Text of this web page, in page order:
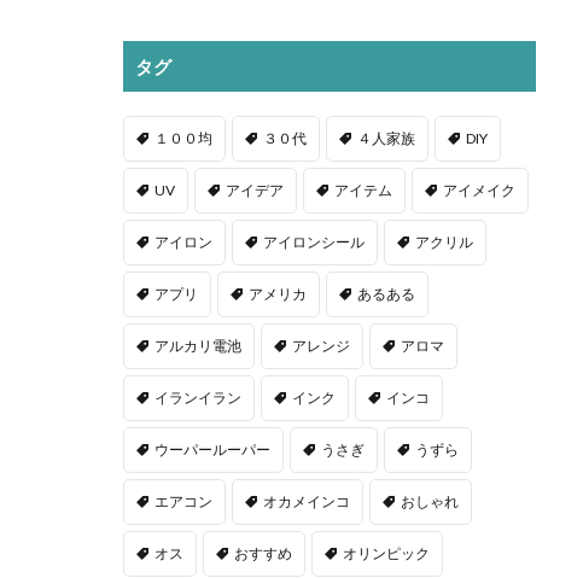
タグ
１００均 ３０代 ４人家族 DIY
UV アイデア アイテム アイメイク
アイロン アイロンシール アクリル
アプリ アメリカ あるある
アルカリ電池 アレンジ アロマ
イランイラン インク インコ
ウーパールーパー うさぎ うずら
エアコン オカメインコ おしゃれ
オス おすすめ オリンピック